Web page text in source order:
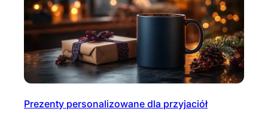
Prezenty personalizowane dla przyjaciół